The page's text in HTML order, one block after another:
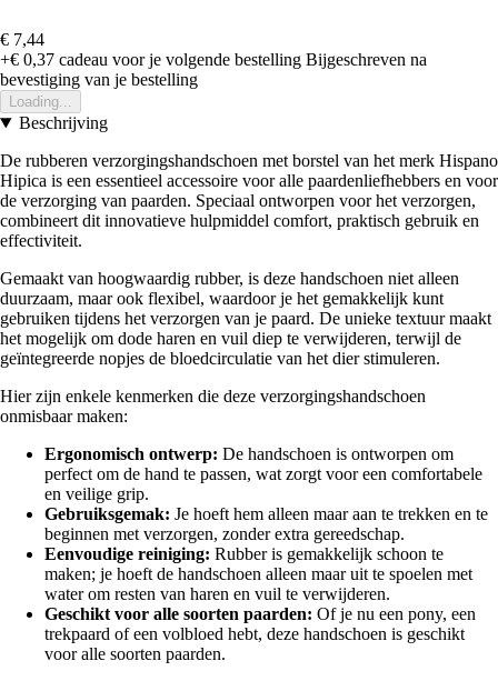
€ 7,44
+€ 0,37 cadeau voor je volgende bestelling Bijgeschreven na
bevestiging van je bestelling
Loading...
Beschrijving
De rubberen verzorgingshandschoen met borstel van het merk Hispano
Hipica is een essentieel accessoire voor alle paardenliefhebbers en voor
de verzorging van paarden. Speciaal ontworpen voor het verzorgen,
combineert dit innovatieve hulpmiddel comfort, praktisch gebruik en
effectiviteit.
Gemaakt van hoogwaardig rubber, is deze handschoen niet alleen
duurzaam, maar ook flexibel, waardoor je het gemakkelijk kunt
gebruiken tijdens het verzorgen van je paard. De unieke textuur maakt
het mogelijk om dode haren en vuil diep te verwijderen, terwijl de
geïntegreerde nopjes de bloedcirculatie van het dier stimuleren.
Hier zijn enkele kenmerken die deze verzorgingshandschoen
onmisbaar maken:
Ergonomisch ontwerp: De handschoen is ontworpen om
perfect om de hand te passen, wat zorgt voor een comfortabele
en veilige grip.
Gebruiksgemak: Je hoeft hem alleen maar aan te trekken en te
beginnen met verzorgen, zonder extra gereedschap.
Eenvoudige reiniging: Rubber is gemakkelijk schoon te
maken; je hoeft de handschoen alleen maar uit te spoelen met
water om resten van haren en vuil te verwijderen.
Geschikt voor alle soorten paarden: Of je nu een pony, een
trekpaard of een volbloed hebt, deze handschoen is geschikt
voor alle soorten paarden.